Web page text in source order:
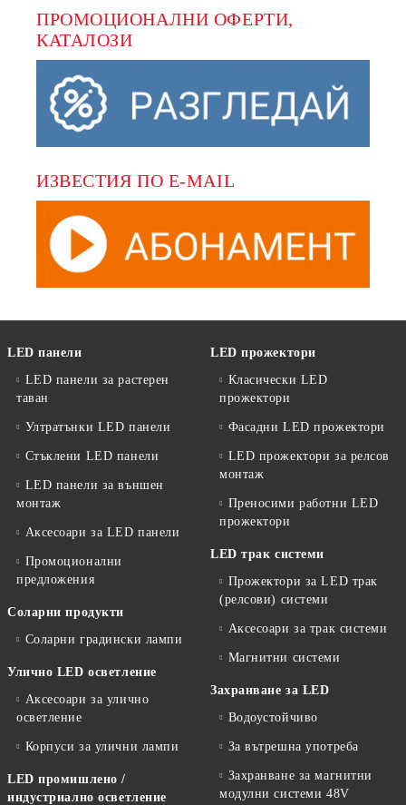
ПРОМОЦИОНАЛНИ ОФЕРТИ,
КАТАЛОЗИ
ИЗВЕСТИЯ ПО E-MAIL
LED панели
LED панели за растерен
таван
Ултратънки LED панели
Стъклени LED панели
LED панели за външен
монтаж
Аксесоари за LED панели
Промоционални
предложения
Соларни продукти
Соларни градински лампи
Улично LED осветление
Аксесоари за улично
осветление
Корпуси за улични лампи
LED промишлено /
индустриално осветление
LED прожектори
Класически LED
прожектори
Фасадни LED прожектори
LED прожектори за релсов
монтаж
Преносими работни LED
прожектори
LED трак системи
Прожектори за LED трак
(релсови) системи
Аксесоари за трак системи
Магнитни системи
Захранване за LED
Водоустойчиво
За вътрешна употреба
Захранване за магнитни
модулни системи 48V